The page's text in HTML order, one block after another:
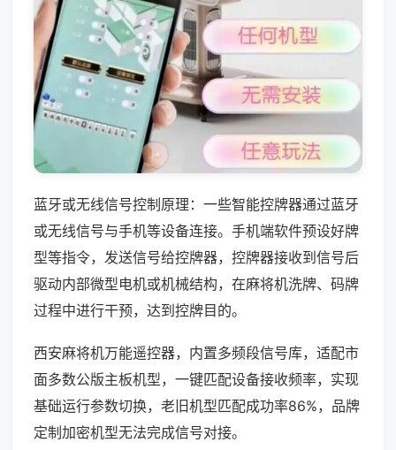
蓝牙或无线信号控制原理：一些智能控牌器通过蓝牙
或无线信号与手机等设备连接。手机端软件预设好牌
型等指令，发送信号给控牌器，控牌器接收到信号后
驱动内部微型电机或机械结构，在麻将机洗牌、码牌
过程中进行干预，达到控牌目的。
西安麻将机万能遥控器，内置多频段信号库，适配市
面多数公版主板机型，一键匹配设备接收频率，实现
基础运行参数切换，老旧机型匹配成功率86%，品牌
定制加密机型无法完成信号对接。